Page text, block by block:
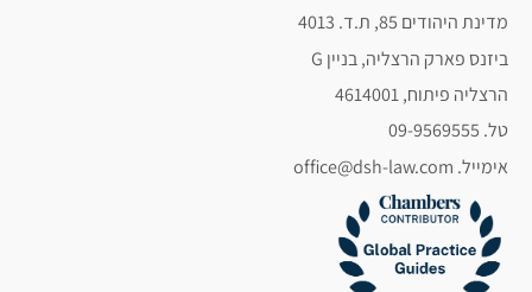
מדינת היהודים 85, ת.ד. 4013
ביזנס פארק הרצליה, בניין G
הרצליה פיתוח, 4614001
טל. 09-9569555
אימייל. office@dsh-law.com